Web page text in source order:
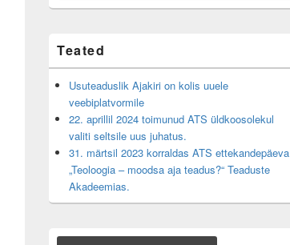
Area
Teated
Usuteaduslik Ajakiri on kolis uuele
veebiplatvormile
22. aprillil 2024 toimunud ATS üldkoosolekul
valiti seltsile uus juhatus.
31. märtsil 2023 korraldas ATS ettekandepäeva
„Teoloogia – moodsa aja teadus?“ Teaduste
Akadeemias.